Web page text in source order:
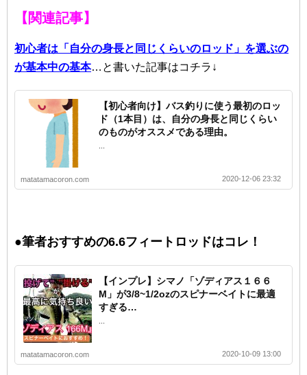
【関連記事】
初心者は「自分の身長と同じくらいのロッド」を選ぶの
が基本中の基本…と書いた記事はコチラ↓
【初心者向け】バス釣りに使う最初のロッ
ド（1本目）は、自分の身長と同じくらい
のものがオススメである理由。
matatamacoron.com 2020-12-06 23:32
●筆者おすすめの6.6フィートロッドはコレ！
【インプレ】シマノ「ゾディアス１６６
M」が3/8~1/2ozのスピナーベイトに最適
すぎる…
matatamacoron.com 2020-10-09 13:00